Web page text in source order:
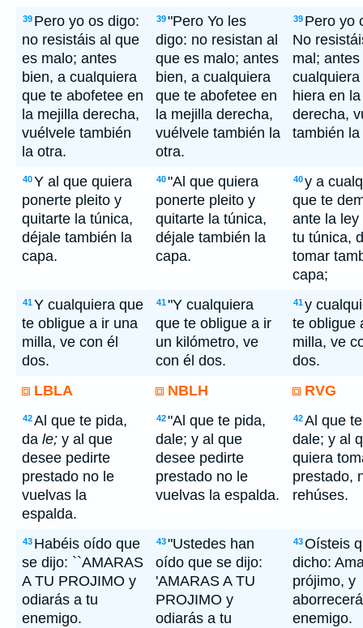
39 Pero yo os digo:
no resistáis al que
es malo; antes
bien, a cualquiera
que te abofetee en
la mejilla derecha,
vuélvele también
la otra.
39"Pero Yo les
digo: no resistan al
que es malo; antes
bien, a cualquiera
que te abofetee en
la mejilla derecha,
vuélvele también la
otra.
39 Pero yo
No
mal; antes
hiera en
derecha,
también
40Y al que quiera
ponerte pleito y
quitarte la túnica,
déjale también la
capa.
40"Al que quiera
ponerte pleito y
quitarte la túnica,
déjale también la
capa.
40y a
que te
ante la ley
tu túnica,
tomar
capa;
41Y cualquiera que
te obligue a ir una
milla, ve con él
dos.
41"Y cualquiera
que te obligue a ir
un kilómetro, ve
con él dos.
41y
te obligue
milla, ve
dos.
LBLA
NBLH RVG
42Al que te pida,
da le; y al que
desee pedirte
prestado no le
vuelvas la
espalda.
42"Al que te pida,
dale; y al que
desee pedirte
prestado no le
vuelvas la espalda.
42Al que
dale; y al
quiera
prestado,
rehúses.
43 Habéis oído que
se dijo: ``AMARAS
A TU PROJIMO y
odiarás a tu
enemigo.
43"Ustedes han
oído que se dijo:
'AMARAS A TU
PROJIMO y
odiarás a tu
43Oísteis
dicho:
prójimo, y
enemigo.